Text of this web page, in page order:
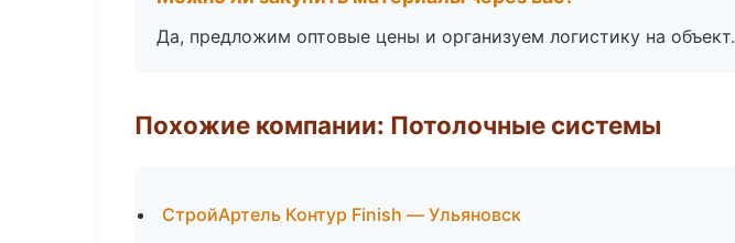
Да, предложим оптовые цены и организуем логистику на объект.
Похожие компании: Потолочные системы
СтройАртель Контур Finish — Ульяновск